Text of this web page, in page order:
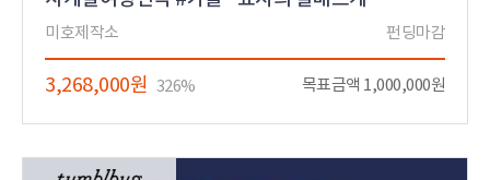
미호제작소 펀딩마감
3,268,000원 326% 목표금액 1,000,000원